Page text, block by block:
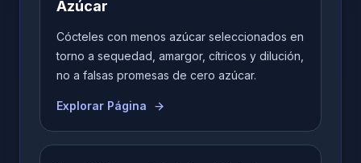
Azúcar
Cócteles con menos azúcar seleccionados en
torno a sequedad, amargor, cítricos y dilución,
no a falsas promesas de cero azúcar.
Explorar Página